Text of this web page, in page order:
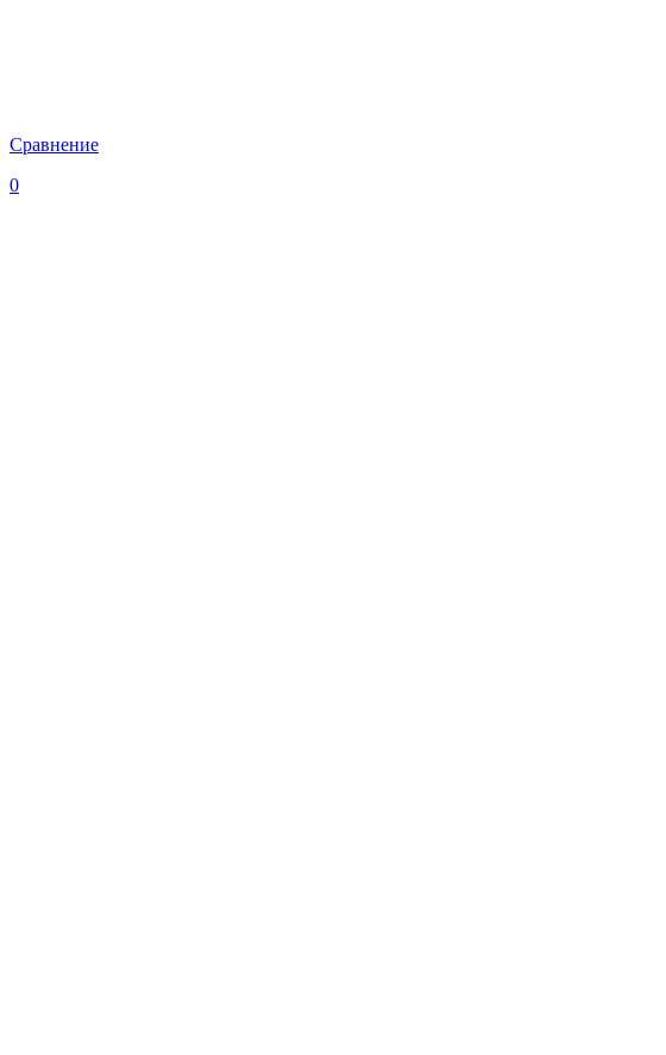
Сравнение
0